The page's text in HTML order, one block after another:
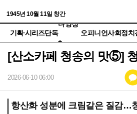
1945년 10월 11일 창간
기획·시리즈단독
다양성
+
오피니언사회정치
[산소카페 청송의 맛⑤]
2026-06-10 06:00
항산화 성분에 크림같은 질감…